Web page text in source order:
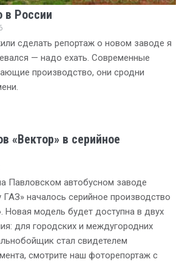
в России
сделать репортаж о новом заводе я
— надо ехать. Современные
производство, они сродни
«Вектор» в серийное
Павловском автобусном заводе
началось серийное производство
Новая модель будет доступна в двух
для городских и междугородних
стал свидетелем
смотрите наш фоторепортаж с